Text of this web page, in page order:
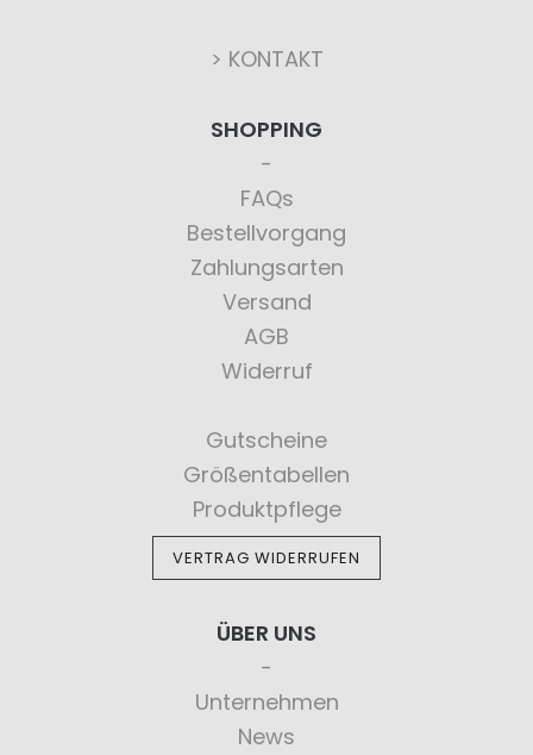
> KONTAKT
SHOPPING
FAQs
Bestellvorgang
Zahlungsarten
Versand
AGB
Widerruf
Gutscheine
Größentabellen
Produktpflege
VERTRAG WIDERRUFEN
ÜBER UNS
Unternehmen
News